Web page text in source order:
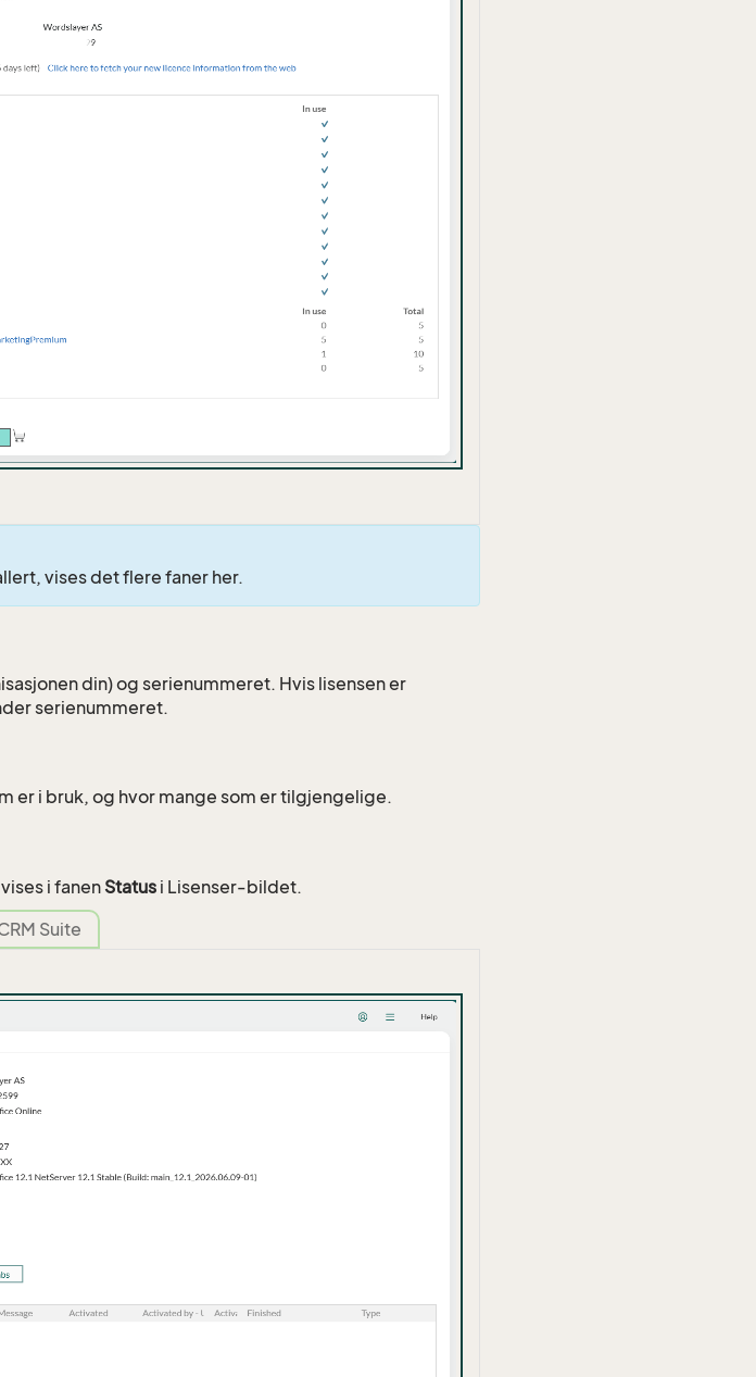
vises det flere faner her.
din) og serienummeret. Hvis lisensen er
serienummeret.
er i bruk, og hvor mange som er tilgjengelige.
i fanenStatus i Lisenser-bildet.
Suite